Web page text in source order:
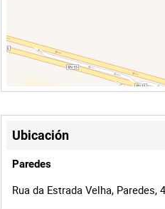
Ubicación
Paredes
Rua da Estrada Velha, Paredes,